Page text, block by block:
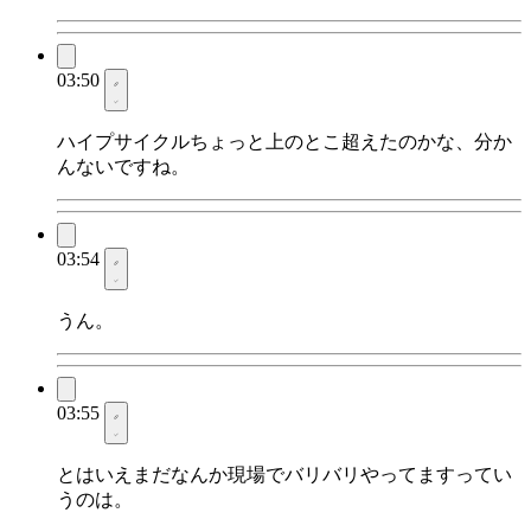
03:50
ハイプサイクルちょっと上のとこ超えたのかな、分か
んないですね。
03:54
うん。
03:55
とはいえまだなんか現場でバリバリやってますってい
うのは。